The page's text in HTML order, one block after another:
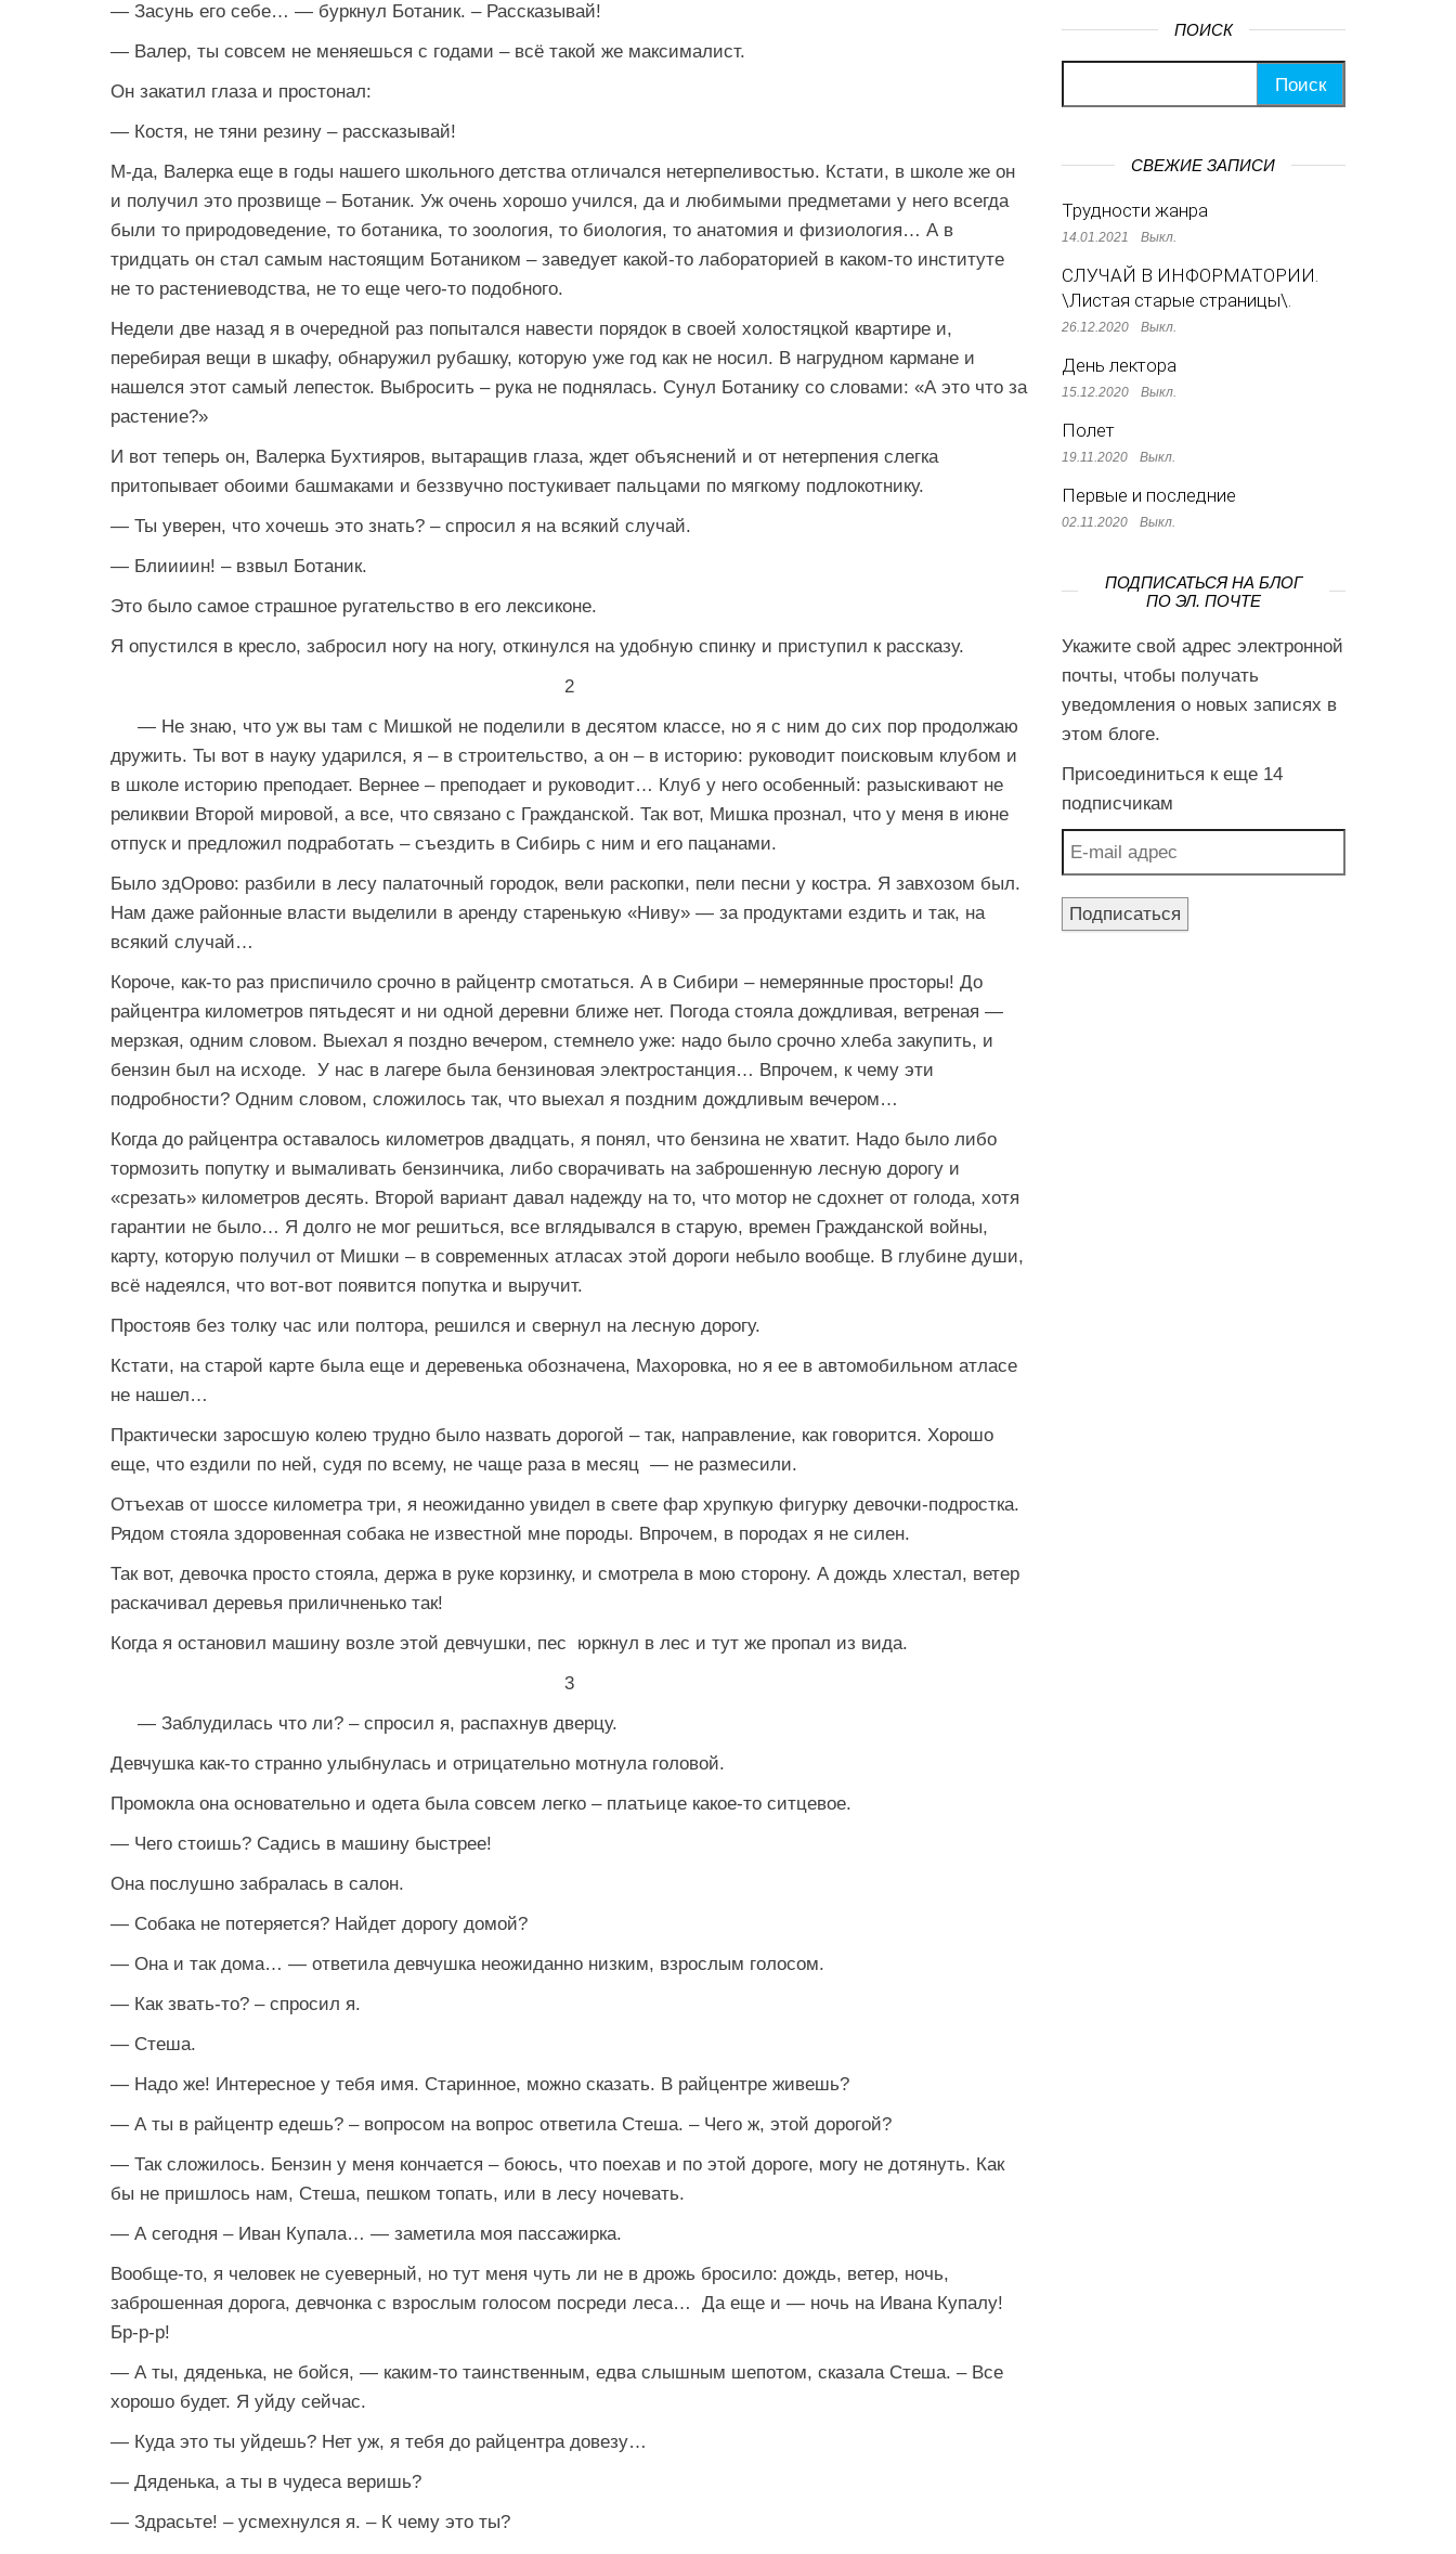
— Засунь его себе… — буркнул Ботаник. – Рассказывай!
— Валер, ты совсем не меняешься с годами – всё такой же максималист.
Он закатил глаза и простонал:
— Костя, не тяни резину – рассказывай!
М-да, Валерка еще в годы нашего школьного детства отличался нетерпеливостью. Кстати, в школе же он
и получил это прозвище – Ботаник. Уж очень хорошо учился, да и любимыми предметами у него всегда
были то природоведение, то ботаника, то зоология, то биология, то анатомия и физиология… А в
тридцать он стал самым настоящим Ботаником – заведует какой-то лабораторией в каком-то институте
не то растениеводства, не то еще чего-то подобного.
Недели две назад я в очередной раз попытался навести порядок в своей холостяцкой квартире и,
перебирая вещи в шкафу, обнаружил рубашку, которую уже год как не носил. В нагрудном кармане и
нашелся этот самый лепесток. Выбросить – рука не поднялась. Сунул Ботанику со словами: «А это что за
растение?»
И вот теперь он, Валерка Бухтияров, вытаращив глаза, ждет объяснений и от нетерпения слегка
притопывает обоими башмаками и беззвучно постукивает пальцами по мягкому подлокотнику.
— Ты уверен, что хочешь это знать? – спросил я на всякий случай.
— Блиииин! – взвыл Ботаник.
Это было самое страшное ругательство в его лексиконе.
Я опустился в кресло, забросил ногу на ногу, откинулся на удобную спинку и приступил к рассказу.
2
— Не знаю, что уж вы там с Мишкой не поделили в десятом классе, но я с ним до сих пор продолжаю
дружить. Ты вот в науку ударился, я – в строительство, а он – в историю: руководит поисковым клубом и
в школе историю преподает. Вернее – преподает и руководит… Клуб у него особенный: разыскивают не
реликвии Второй мировой, а все, что связано с Гражданской. Так вот, Мишка прознал, что у меня в июне
отпуск и предложил подработать – съездить в Сибирь с ним и его пацанами.
Было здОрово: разбили в лесу палаточный городок, вели раскопки, пели песни у костра. Я завхозом был.
Нам даже районные власти выделили в аренду старенькую «Ниву» — за продуктами ездить и так, на
всякий случай…
Короче, как-то раз приспичило срочно в райцентр смотаться. А в Сибири – немерянные просторы! До
райцентра километров пятьдесят и ни одной деревни ближе нет. Погода стояла дождливая, ветреная —
мерзкая, одним словом. Выехал я поздно вечером, стемнело уже: надо было срочно хлеба закупить, и
бензин был на исходе. У нас в лагере была бензиновая электростанция… Впрочем, к чему эти
подробности? Одним словом, сложилось так, что выехал я поздним дождливым вечером…
Когда до райцентра оставалось километров двадцать, я понял, что бензина не хватит. Надо было либо
тормозить попутку и вымаливать бензинчика, либо сворачивать на заброшенную лесную дорогу и
«срезать» километров десять. Второй вариант давал надежду на то, что мотор не сдохнет от голода, хотя
гарантии не было… Я долго не мог решиться, все вглядывался в старую, времен Гражданской войны,
карту, которую получил от Мишки – в современных атласах этой дороги небыло вообще. В глубине души,
всё надеялся, что вот-вот появится попутка и выручит.
Простояв без толку час или полтора, решился и свернул на лесную дорогу.
Кстати, на старой карте была еще и деревенька обозначена, Махоровка, но я ее в автомобильном атласе
не нашел…
Практически заросшую колею трудно было назвать дорогой – так, направление, как говорится. Хорошо
еще, что ездили по ней, судя по всему, не чаще раза в месяц — не размесили.
Отъехав от шоссе километра три, я неожиданно увидел в свете фар хрупкую фигурку девочки-подростка.
Рядом стояла здоровенная собака не известной мне породы. Впрочем, в породах я не силен.
Так вот, девочка просто стояла, держа в руке корзинку, и смотрела в мою сторону. А дождь хлестал, ветер
раскачивал деревья приличненько так!
Когда я остановил машину возле этой девчушки, пес юркнул в лес и тут же пропал из вида.
3
— Заблудилась что ли? – спросил я, распахнув дверцу.
Девчушка как-то странно улыбнулась и отрицательно мотнула головой.
Промокла она основательно и одета была совсем легко – платьице какое-то ситцевое.
— Чего стоишь? Садись в машину быстрее!
Она послушно забралась в салон.
— Собака не потеряется? Найдет дорогу домой?
— Она и так дома… — ответила девчушка неожиданно низким, взрослым голосом.
— Как звать-то? – спросил я.
— Стеша.
— Надо же! Интересное у тебя имя. Старинное, можно сказать. В райцентре живешь?
— А ты в райцентр едешь? – вопросом на вопрос ответила Стеша. – Чего ж, этой дорогой?
— Так сложилось. Бензин у меня кончается – боюсь, что поехав и по этой дороге, могу не дотянуть. Как
бы не пришлось нам, Стеша, пешком топать, или в лесу ночевать.
— А сегодня – Иван Купала… — заметила моя пассажирка.
Вообще-то, я человек не суеверный, но тут меня чуть ли не в дрожь бросило: дождь, ветер, ночь,
заброшенная дорога, девчонка с взрослым голосом посреди леса… Да еще и — ночь на Ивана Купалу!
Бр-р-р!
— А ты, дяденька, не бойся, — каким-то таинственным, едва слышным шепотом, сказала Стеша. – Все
хорошо будет. Я уйду сейчас.
— Куда это ты уйдешь? Нет уж, я тебя до райцентра довезу…
— Дяденька, а ты в чудеса веришь?
— Здрасьте! – усмехнулся я. – К чему это ты?
ПОИСК
СВЕЖИЕ ЗАПИСИ
Трудности жанра
14.01.2021 Выкл.
СЛУЧАЙ В ИНФОРМАТОРИИ.
\Листая старые страницы\.
26.12.2020 Выкл.
День лектора
15.12.2020 Выкл.
Полет
19.11.2020 Выкл.
Первые и последние
02.11.2020 Выкл.
ПОДПИСАТЬСЯ НА БЛОГ
ПО ЭЛ. ПОЧТЕ
Укажите свой адрес электронной
почты, чтобы получать
уведомления о новых записях в
этом блоге.
Присоединиться к еще 14
подписчикам
E-mail адрес
Подписаться